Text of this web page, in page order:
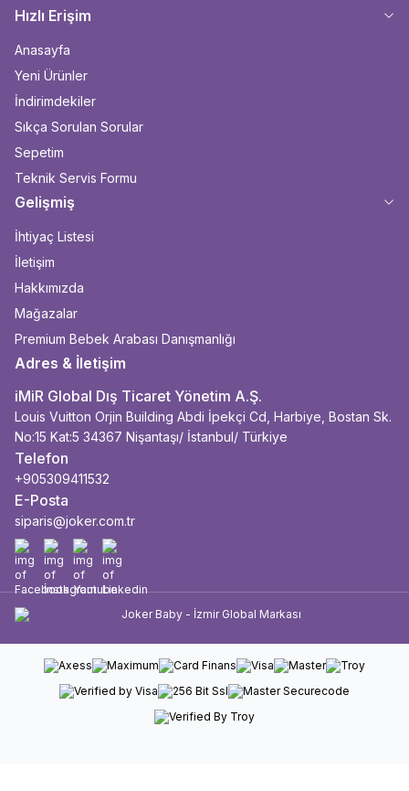
Hızlı Erişim
Anasayfa
Yeni Ürünler
İndirimdekiler
Sıkça Sorulan Sorular
Sepetim
Teknik Servis Formu
Gelişmiş
İhtiyaç Listesi
İletişim
Hakkımızda
Mağazalar
Premium Bebek Arabası Danışmanlığı
Adres & İletişim
iMiR Global Dış Ticaret Yönetim A.Ş.
Louis Vuitton Orjin Building Abdi İpekçi Cd, Harbiye, Bostan Sk.
No:15 Kat:5 34367 Nişantaşı/ İstanbul/ Türkiye
Telefon
+905309411532
E-Posta
siparis@joker.com.tr
Facebook
İnstagram
YoutubeLinkedin